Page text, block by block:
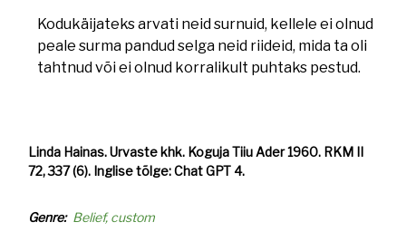
Kodukäijateks arvati neid surnuid, kellele ei olnud
peale surma pandud selga neid riideid, mida ta oli
tahtnud või ei olnud korralikult puhtaks pestud.
Linda Hainas. Urvaste khk. Koguja Tiiu Ader 1960. RKM II
72, 337 (6). Inglise tõlge: Chat GPT 4.
Genre Belief, custom